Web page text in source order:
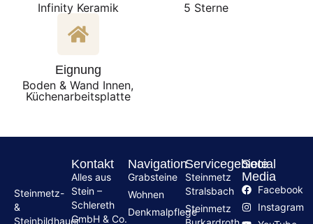
Infinity Keramik
5 Sterne
Eignung
Boden & Wand Innen,
Küchenarbeitsplatte
Steinmetz-
&
Steinbildhauer
Kontakt
Alles aus
Stein –
Schlereth
GmbH & Co.
Navigation
Grabsteine
Wohnen
Denkmalpflege
Servicegebiete
Steinmetz
Stralsbach
Steinmetz
Social
Media
Facebook
Instagram